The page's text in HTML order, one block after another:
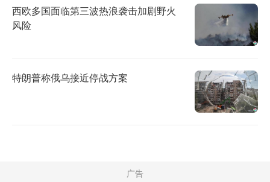
西欧多国面临第三波热浪袭击加剧野火
风险
特朗普称俄乌接近停战方案